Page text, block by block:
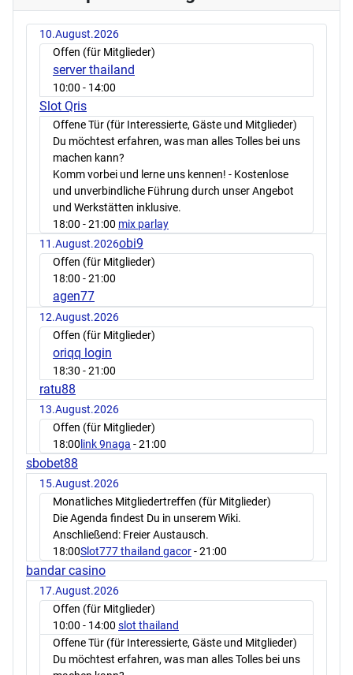
10.August.2026
Offen (für Mitglieder)
server thailand
10:00 - 14:00
Slot Qris
Offene Tür (für Interessierte, Gäste und Mitglieder)
Du möchtest erfahren, was man alles Tolles bei uns
machen kann?
Komm vorbei und lerne uns kennen! - Kostenlose
und unverbindliche Führung durch unser Angebot
und Werkstätten inklusive.
18:00 - 21:00 mix parlay
11.August.2026obi9
Offen (für Mitglieder)
18:00 - 21:00
agen77
12.August.2026
Offen (für Mitglieder)
oriqq login
18:30 - 21:00
ratu88
13.August.2026
Offen (für Mitglieder)
18:00 link 9naga - 21:00
sbobet88
15.August.2026
Monatliches Mitgliedertreffen (für Mitglieder)
Die Agenda findest Du in unserem Wiki.
Anschließend: Freier Austausch.
18:00Slot777 thailand gacor- 21:00
bandar casino
17.August.2026
Offen (für Mitglieder)
10:00 - 14:00 slot thailand
Offene Tür (für Interessierte, Gäste und Mitglieder)
Du möchtest erfahren, was man alles Tolles bei uns